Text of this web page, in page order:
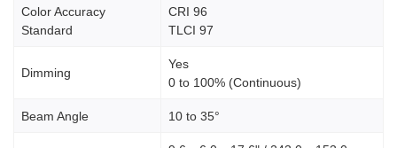
Color Accuracy
Standard
CRI 96
TLCI 97
Dimming
Yes
0 to 100% (Continuous)
Beam Angle 10 to 35°